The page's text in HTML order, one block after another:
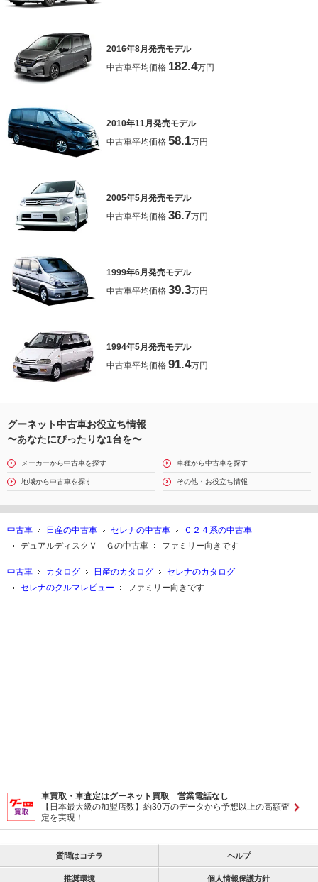
2016年8月発売モデル
中古車平均価格 182.4万円
2010年11月発売モデル
中古車平均価格 58.1万円
2005年5月発売モデル
中古車平均価格 36.7万円
1999年6月発売モデル
中古車平均価格 39.3万円
1994年5月発売モデル
中古車平均価格 91.4万円
グーネット中古車お役立ち情報
〜あなたにぴったりな1台を〜
メーカーから中古車を探す 車種から中古車を探す
地域から中古車を探す その他・お役立ち情報
中古車 日産の中古車 セレナの中古車
Ｃ２４系の中古車
デュアルディスクＶ－Ｇの中古車
ファミリー向きです
中古車 カタログ 日産のカタログ
セレナのカタログ
セレナのクルマレビュー
ファミリー向きです
車買取・車査定はグーネット買取 営業電話なし
【日本最大級の加盟店数】約30万のデータから予想以上の高額査
定を実現！
質問はコチラ ヘルプ
推奨環境 個人情報保護方針